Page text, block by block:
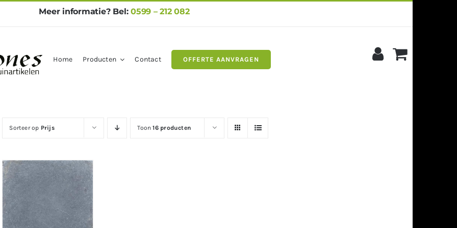
Meer informatie? Bel:0599 – 212 082
Home Producten Contact OFFERTE AANVRAGEN
Sorteer op Prijs Toon16 producten